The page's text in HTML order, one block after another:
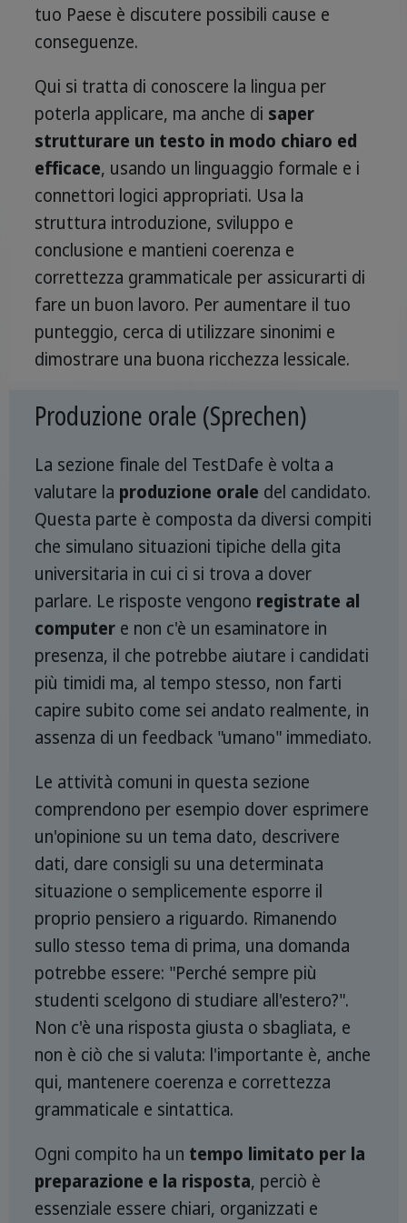
tuo Paese è discutere possibili cause e
conseguenze.
Qui si tratta di conoscere la lingua per
poterla applicare, ma anche di saper
strutturare un testo in modo chiaro ed
efficace, usando un linguaggio formale e i
connettori logici appropriati. Usa la
struttura introduzione, sviluppo e
conclusione e mantieni coerenza e
correttezza grammaticale per assicurarti di
fare un buon lavoro. Per aumentare il tuo
punteggio, cerca di utilizzare sinonimi e
dimostrare una buona ricchezza lessicale.
Produzione orale (Sprechen)
La sezione finale del TestDafe è volta a
valutare la produzione orale del candidato.
Questa parte è composta da diversi compiti
che simulano situazioni tipiche della gita
universitaria in cui ci si trova a dover
parlare. Le risposte vengono registrate al
computer e non c'è un esaminatore in
presenza, il che potrebbe aiutare i candidati
più timidi ma, al tempo stesso, non farti
capire subito come sei andato realmente, in
assenza di un feedback "umano" immediato.
Le attività comuni in questa sezione
comprendono per esempio dover esprimere
un'opinione su un tema dato, descrivere
dati, dare consigli su una determinata
situazione o semplicemente esporre il
proprio pensiero a riguardo. Rimanendo
sullo stesso tema di prima, una domanda
potrebbe essere: "Perché sempre più
studenti scelgono di studiare all'estero?".
Non c'è una risposta giusta o sbagliata, e
non è ciò che si valuta: l'importante è, anche
qui, mantenere coerenza e correttezza
grammaticale e sintattica.
Ogni compito ha un tempo limitato per la
preparazione e la risposta, perciò è
essenziale essere chiari, organizzati e